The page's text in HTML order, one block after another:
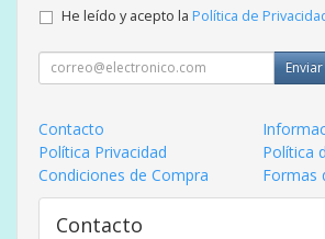
He leído y acepto la Política de
Enviar
Contacto
Política Privacidad
Política
Condiciones de Compra
Formas
Contacto